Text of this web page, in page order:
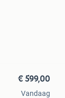
€ 599,00
Vandaag